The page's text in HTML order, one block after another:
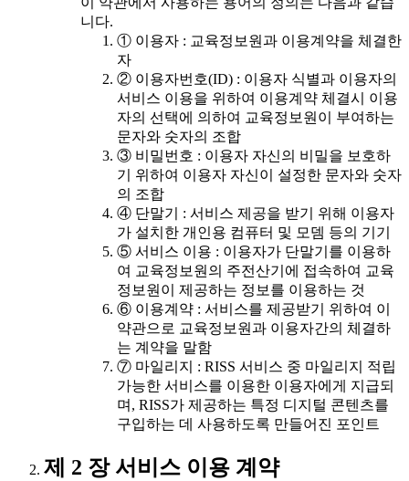
니다.
① 이용자 : 교육정보원과 이용계약을 체결한
자
② 이용자번호(ID) : 이용자 식별과 이용자의
서비스 이용을 위하여 이용계약 체결시 이용
자의 선택에 의하여 교육정보원이 부여하는
문자와 숫자의 조합
③ 비밀번호 : 이용자 자신의 비밀을 보호하
기 위하여 이용자 자신이 설정한 문자와 숫자
의 조합
④ 단말기 : 서비스 제공을 받기 위해 이용자
가 설치한 개인용 컴퓨터 및 모뎀 등의 기기
⑤ 서비스 이용 : 이용자가 단말기를 이용하
여 교육정보원의 주전산기에 접속하여 교육
정보원이 제공하는 정보를 이용하는 것
⑥ 이용계약 : 서비스를 제공받기 위하여 이
약관으로 교육정보원과 이용자간의 체결하
는 계약을 말함
⑦ 마일리지 : RISS 서비스 중 마일리지 적립
가능한 서비스를 이용한 이용자에게 지급되
며, RISS가 제공하는 특정 디지털 콘텐츠를
구입하는 데 사용하도록 만들어진 포인트
제 2 장 서비스 이용 계약